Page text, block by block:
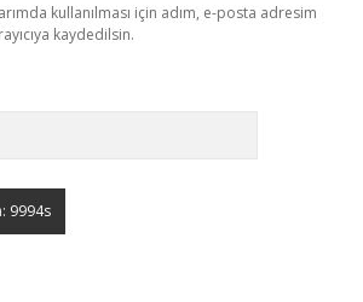
kullanılması için adım, e-posta adresim
kaydedilsin.